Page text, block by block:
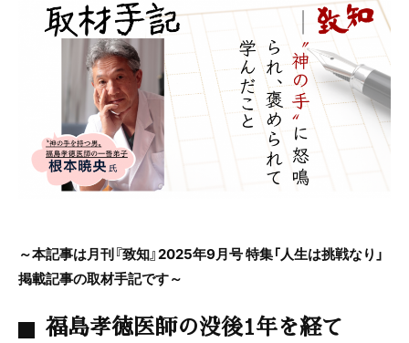
e
o
o
k
er
～本記事は月刊『致知』2025年9月号 特集「人生は挑戦なり」
掲載記事の取材手記です～
福島孝徳医師の没後1年を経て